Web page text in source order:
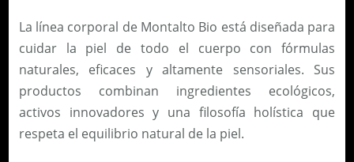
La línea corporal de Montalto Bio está diseñada para
cuidar la piel de todo el cuerpo con fórmulas
naturales, eficaces y altamente sensoriales. Sus
productos combinan ingredientes ecológicos,
activos innovadores y una filosofía holística que
respeta el equilibrio natural de la piel.